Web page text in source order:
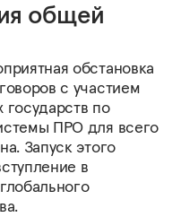
общей
обстановка
с участием
по
ПРО для всего
Запуск этого
в